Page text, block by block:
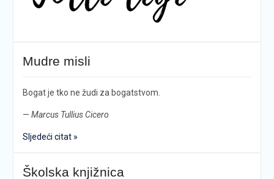
Mudre misli
Bogat je tko ne žudi za bogatstvom.
— Marcus Tullius Cicero
Sljedeći citat »
Školska knjižnica